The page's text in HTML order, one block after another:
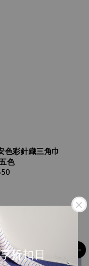
折扣日
色彩針織三角巾
色